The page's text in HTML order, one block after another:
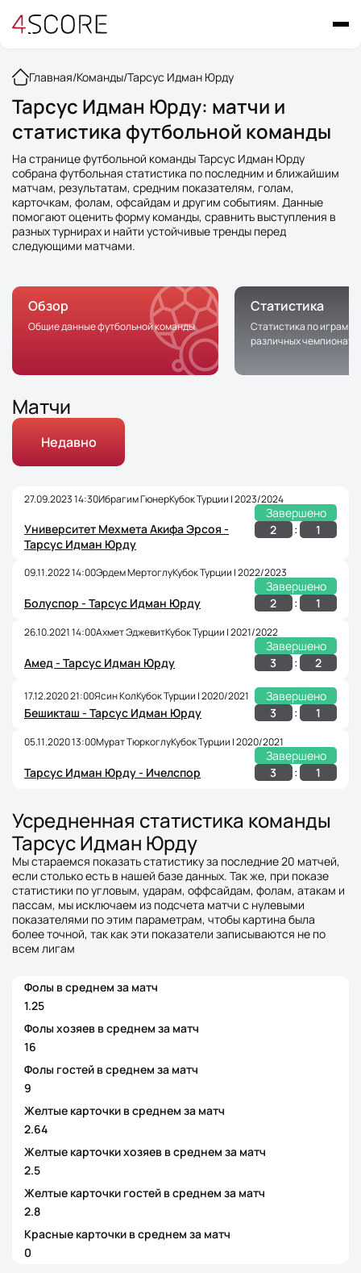
Главная/Команды/Тарсус Идман Юрду
Тарсус Идман Юрду: матчи и
статистика футбольной команды
На странице футбольной команды Тарсус Идман Юрду
собрана футбольная статистика по последним и ближайшим
матчам, результатам, средним показателям, голам,
карточкам, фолам, офсайдам и другим событиям. Данные
помогают оценить форму команды, сравнить выступления в
разных турнирах и найти устойчивые тренды перед
следующими матчами.
Обзор
Общие данные футбольной команды
Статистика
Статистика по играм
различных
Матчи
Недавно
27.09.2023 14:30Ибрагим ГюнерКубок Турции | 2023/2024
Завершено
Университет Мехмета Акифа Эрсоя -
Тарсус Идман Юрду
2 : 1
09.11.2022 14:00Эрдем МертоглуКубок Турции | 2022/2023
Завершено
Болуспор - Тарсус Идман Юрду
2 : 1
26.10.2021 14:00Ахмет ЭджевитКубок Турции | 2021/2022
Завершено
Амед - Тарсус Идман Юрду
3 : 2
17.12.2020 21:00Ясин КолКубок Турции | 2020/2021
Завершено
Бешикташ - Тарсус Идман Юрду
3 : 1
05.11.2020 13:00Мурат ТюркоглуКубок Турции | 2020/2021
Завершено
Тарсус Идман Юрду - Ичелспор
3 : 1
Усредненная статистика команды
Тарсус Идман Юрду
Мы стараемся показать статистику за последние 20 матчей,
если столько есть в нашей базе данных. Так же, при показе
статистики по угловым, ударам, оффсайдам, фолам, атакам и
пассам, мы исключаем из подсчета матчи с нулевыми
показателями по этим параметрам, чтобы картина была
более точной, так как эти показатели записываются не по
всем лигам
Фолы в среднем за матч
1.25
Фолы хозяев в среднем за матч
16
Фолы гостей в среднем за матч
9
Желтые карточки в среднем за матч
2.64
Желтые карточки хозяев в среднем за матч
2.5
Желтые карточки гостей в среднем за матч
2.8
Красные карточки в среднем за матч
0